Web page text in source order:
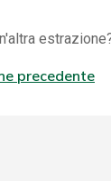
precedente